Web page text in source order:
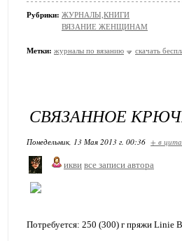
Рубрики: ЖУРНАЛЫ,КНИГИ
ВЯЗАНИЕ ЖЕНЩИНАМ
Метки: журналы по вязанию скачать
СВЯЗАННОЕ
Понедельник, 13 Мая 2013 г. 00:36 + в
икви все записи автора
Потребуется: 250 (300) г пряжи Linie